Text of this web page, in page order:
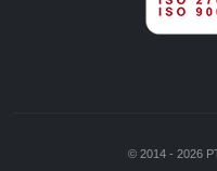
© 2014 - 2026